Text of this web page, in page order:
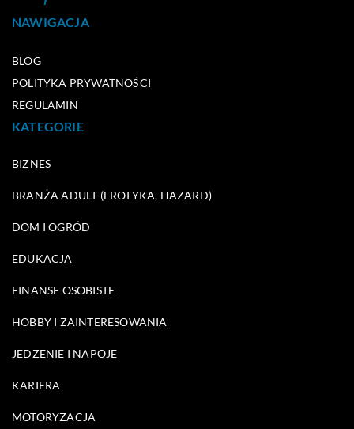
NAWIGACJA
BLOG
POLITYKA PRYWATNOŚCI
REGULAMIN
KATEGORIE
BIZNES
BRANŻA ADULT (EROTYKA, HAZARD)
DOM I OGRÓD
EDUKACJA
FINANSE OSOBISTE
HOBBY I ZAINTERESOWANIA
JEDZENIE I NAPOJE
KARIERA
MOTORYZACJA